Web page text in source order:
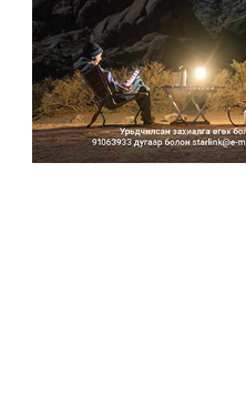
2026/
Тэгш,
2026/